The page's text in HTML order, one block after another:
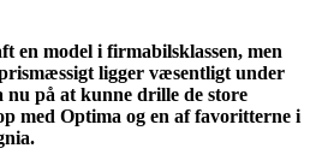
en model i firmabilsklassen, men
ligger væsentligt under
på at kunne drille de store
med Optima og en af favoritterne i